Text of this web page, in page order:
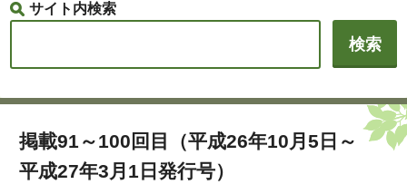
サイト内検索
掲載91～100回目（平成26年10月5日～
平成27年3月1日発行号）